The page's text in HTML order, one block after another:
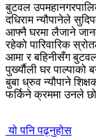
बुटवल
दधिराम न्यौपानेले
आफ्नै घरमा लैजाने
रहेको पारिवारिक
आमा र बहिनीसँग
पुर्ख्याैली घर पाल्पाको
बुबा ध्रुव न्यौपाने
फर्किने क्रममा उनले
यो पनि पढ्नुहोस